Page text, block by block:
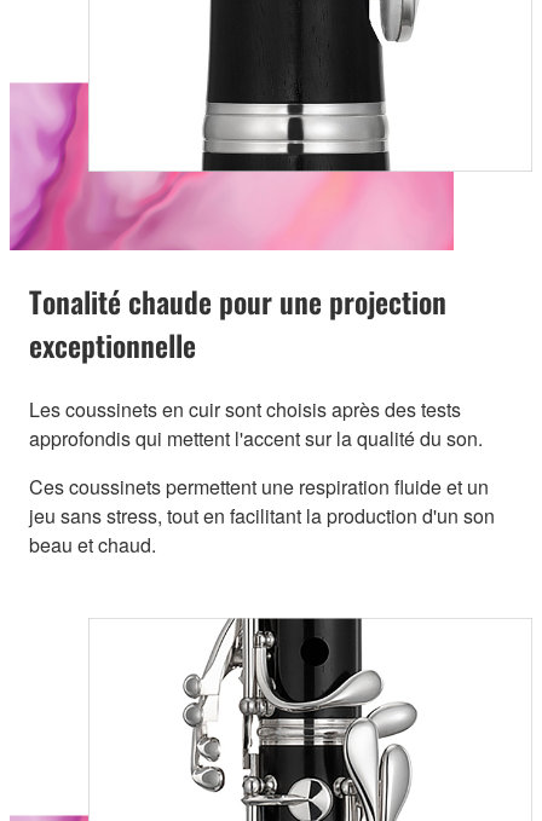
Tonalité chaude pour une projection
exceptionnelle
Les coussinets en cuir sont choisis après des tests
approfondis qui mettent l'accent sur la qualité du son.
Ces coussinets permettent une respiration fluide et un
jeu sans stress, tout en facilitant la production d'un son
beau et chaud.